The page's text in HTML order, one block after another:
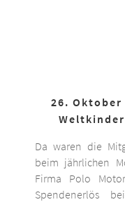
26. Oktober
Da waren die
beim jährlichen
Firma Polo
Spendenerlös